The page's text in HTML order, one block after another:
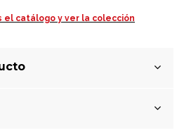
el catálogo y ver la colección